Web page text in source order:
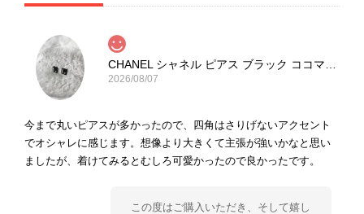
2026/08/07
今まで丸いピアスが多かったので、四角はさりげないアクセント
でオシャレに感じます。想像より大きくて主張が強いかなと思い
ましたが、着けてみるとむしろ可愛かったので良かったです。
この度はご購入いただき、そして嬉し